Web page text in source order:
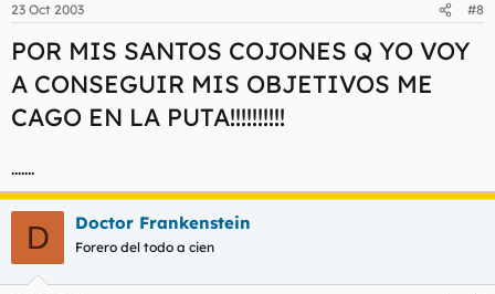
23 Oct 2003 #8
POR MIS SANTOS COJONES Q YO VOY
A CONSEGUIR MIS OBJETIVOS ME
CAGO EN LA PUTA!!!!!!!!!!
.......
D Doctor Frankenstein
Forero del todo a cien